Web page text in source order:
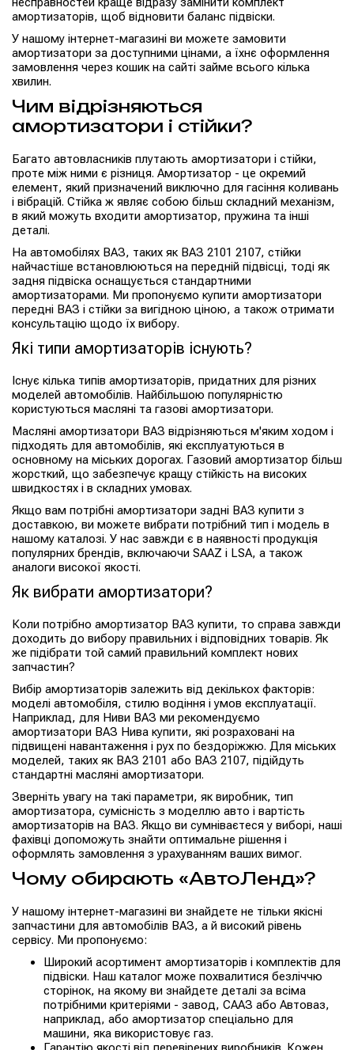
амортизаторів, щоб відновити баланс підвіски.
У нашому інтернет-магазині ви можете замовити
амортизатори за доступними цінами, а їхнє оформлення
замовлення через кошик на сайті займе всього кілька
хвилин.
Чим відрізняються
амортизатори і стійки?
Багато автовласників плутають амортизатори і стійки,
проте між ними є різниця. Амортизатор - це окремий
елемент, який призначений виключно для гасіння коливань
і вібрацій. Стійка ж являє собою більш складний механізм,
в який можуть входити амортизатор, пружина та інші
деталі.
На автомобілях ВАЗ, таких як ВАЗ 2101 2107, стійки
найчастіше встановлюються на передній підвісці, тоді як
задня підвіска оснащується стандартними
амортизаторами. Ми пропонуємо купити амортизатори
передні ВАЗ і стійки за вигідною ціною, а також отримати
консультацію щодо їх вибору.
Які типи амортизаторів існують?
Існує кілька типів амортизаторів, придатних для різних
моделей автомобілів. Найбільшою популярністю
користуються масляні та газові амортизатори.
Масляні амортизатори ВАЗ відрізняються м'яким ходом і
підходять для автомобілів, які експлуатуються в
основному на міських дорогах. Газовий амортизатор більш
жорсткий, що забезпечує кращу стійкість на високих
швидкостях і в складних умовах.
Якщо вам потрібні амортизатори задні ВАЗ купити з
доставкою, ви можете вибрати потрібний тип і модель в
нашому каталозі. У нас завжди є в наявності продукція
популярних брендів, включаючи SAAZ і LSA, а також
аналоги високої якості.
Як вибрати амортизатори?
Коли потрібно амортизатор ВАЗ купити, то справа завжди
доходить до вибору правильних і відповідних товарів. Як
же підібрати той самий правильний комплект нових
запчастин?
Вибір амортизаторів залежить від декількох факторів:
моделі автомобіля, стилю водіння і умов експлуатації.
Наприклад, для Ниви ВАЗ ми рекомендуємо
амортизатори ВАЗ Нива купити, які розраховані на
підвищені навантаження і рух по бездоріжжю. Для міських
моделей, таких як ВАЗ 2101 або ВАЗ 2107, підійдуть
стандартні масляні амортизатори.
Зверніть увагу на такі параметри, як виробник, тип
амортизатора, сумісність з моделлю авто і вартість
амортизаторів на ВАЗ. Якщо ви сумніваєтеся у виборі, наші
фахівці допоможуть знайти оптимальне рішення і
оформлять замовлення з урахуванням ваших вимог.
Чому обирають «АвтоЛенд»?
У нашому інтернет-магазині ви знайдете не тільки якісні
запчастини для автомобілів ВАЗ, а й високий рівень
сервісу. Ми пропонуємо:
Широкий асортимент амортизаторів і комплектів для
підвіски. Наш каталог може похвалитися безліччю
сторінок, на якому ви знайдете деталі за всіма
потрібними критеріями - завод, СААЗ або Автоваз,
наприклад, або амортизатор спеціально для
машини, яка використовує газ.